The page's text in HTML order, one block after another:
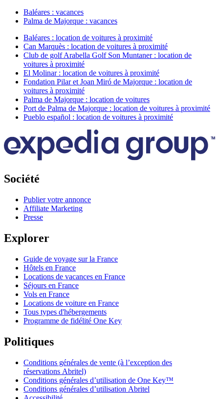
Baléares : vacances
Palma de Majorque : vacances
Baléares : location de voitures à proximité
Can Marquès : location de voitures à proximité
Club de golf Arabella Golf Son Muntaner : location de
voitures à proximité
El Molinar : location de voitures à proximité
Fondation Pilar et Joan Miró de Majorque : location de
voitures à proximité
Palma de Majorque : location de voitures
Port de Palma de Majorque : location de voitures à proximité
Pueblo español : location de voitures à proximité
Société
Publier votre annonce
Affiliate Marketing
Presse
Explorer
Guide de voyage sur la France
Hôtels en France
Locations de vacances en France
Séjours en France
Vols en France
Locations de voiture en France
Tous types d'hébergements
Programme de fidélité One Key
Politiques
Conditions générales de vente (à l’exception des
réservations Abritel)
Conditions générales d’utilisation de One Key™
Conditions générales d’utilisation Abritel